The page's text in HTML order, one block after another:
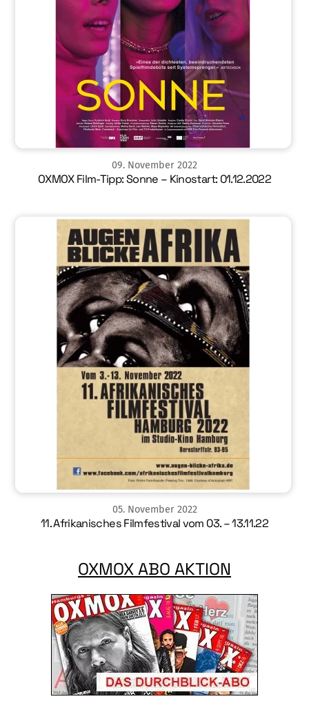
09. November 2022
OXMOX Film-Tipp: Sonne – Kinostart: 01.12.2022
05. November 2022
11. Afrikanisches Filmfestival vom 03. – 13.11.22
OXMOX ABO AKTION